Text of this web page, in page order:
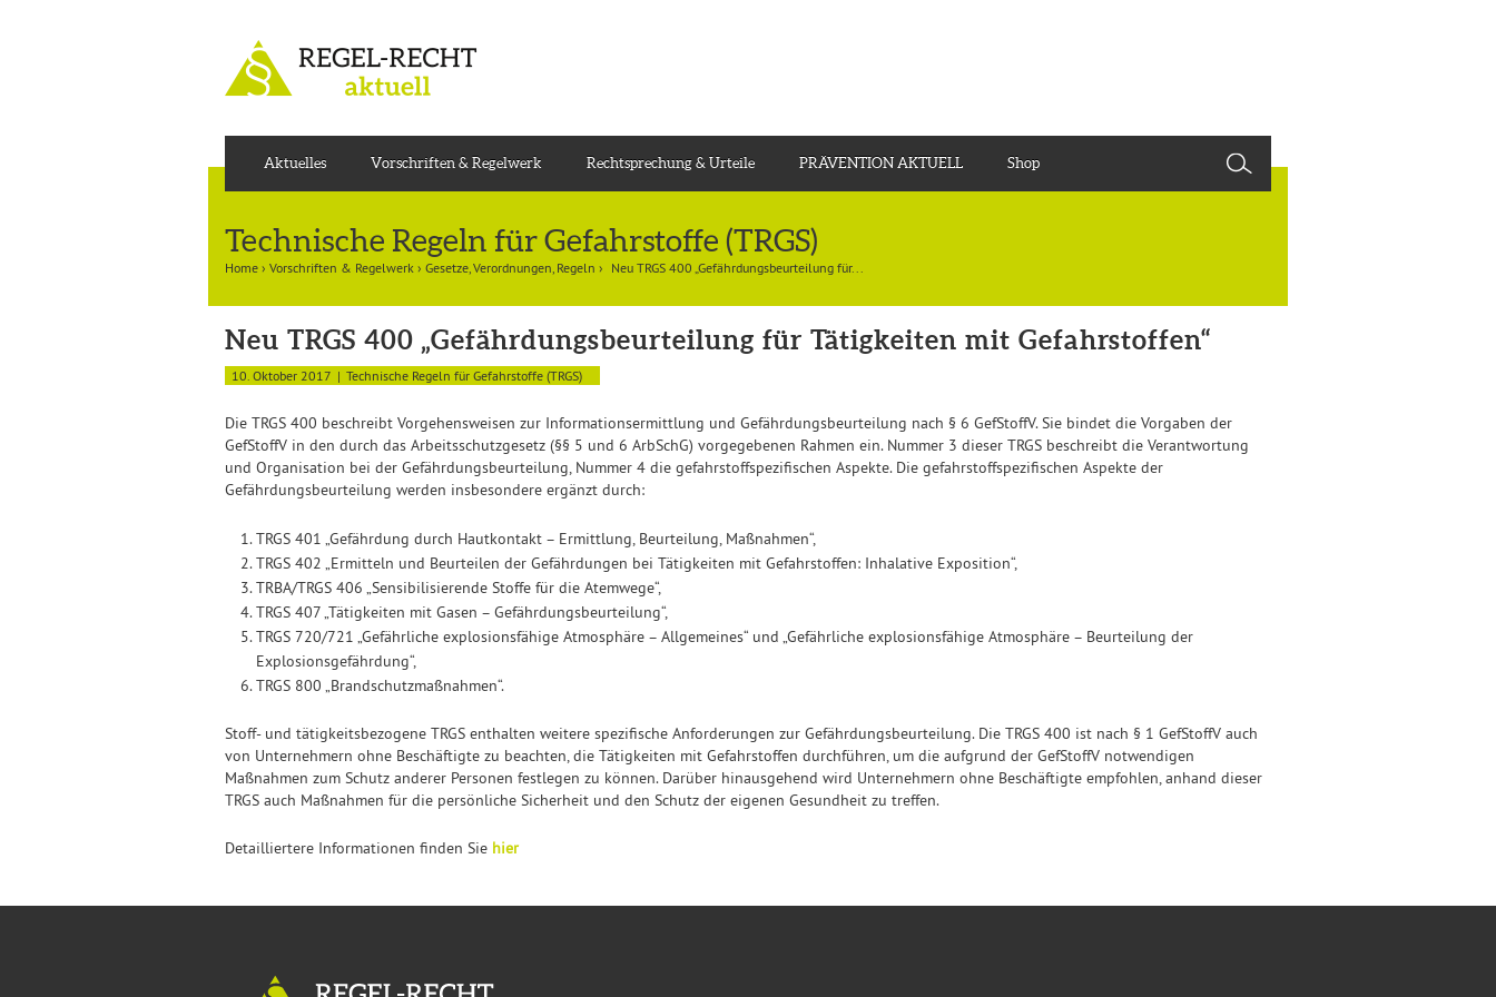
Aktuelles Vorschriften & Regelwerk Rechtsprechung & Urteile PRÄVENTION AKTUELL Shop
Technische Regeln für Gefahrstoffe (TRGS)
Home › Vorschriften & Regelwerk › Gesetze, Verordnungen, Regeln › Neu TRGS 400 „Gefährdungsbeurteilung für...
Neu TRGS 400 „Gefährdungsbeurteilung für Tätigkeiten mit Gefahrstoffen“
10. Oktober 2017 Technische Regeln für Gefahrstoffe (TRGS)
Die TRGS 400 beschreibt Vorgehensweisen zur Informationsermittlung und Gefährdungsbeurteilung nach § 6 GefStoffV. Sie bindet die Vorgaben der
GefStoffV in den durch das Arbeitsschutzgesetz (§§ 5 und 6 ArbSchG) vorgegebenen Rahmen ein. Nummer 3 dieser TRGS beschreibt die Verantwortung
und Organisation bei der Gefährdungsbeurteilung, Nummer 4 die gefahrstoffspezifischen Aspekte. Die gefahrstoffspezifischen Aspekte der
Gefährdungsbeurteilung werden insbesondere ergänzt durch:
TRGS 401 „Gefährdung durch Hautkontakt – Ermittlung, Beurteilung, Maßnahmen“,
TRGS 402 „Ermitteln und Beurteilen der Gefährdungen bei Tätigkeiten mit Gefahrstoffen: Inhalative Exposition“,
TRBA/TRGS 406 „Sensibilisierende Stoffe für die Atemwege“,
TRGS 407 „Tätigkeiten mit Gasen – Gefährdungsbeurteilung“,
TRGS 720/721 „Gefährliche explosionsfähige Atmosphäre – Allgemeines“ und „Gefährliche explosionsfähige Atmosphäre – Beurteilung der
Explosionsgefährdung“,
TRGS 800 „Brandschutzmaßnahmen“.
Stoff- und tätigkeitsbezogene TRGS enthalten weitere spezifische Anforderungen zur Gefährdungsbeurteilung. Die TRGS 400 ist nach § 1 GefStoffV auch
von Unternehmern ohne Beschäftigte zu beachten, die Tätigkeiten mit Gefahrstoffen durchführen, um die aufgrund der GefStoffV notwendigen
Maßnahmen zum Schutz anderer Personen festlegen zu können. Darüber hinausgehend wird Unternehmern ohne Beschäftigte empfohlen, anhand dieser
TRGS auch Maßnahmen für die persönliche Sicherheit und den Schutz der eigenen Gesundheit zu treffen.
Detailliertere Informationen finden Sie hier